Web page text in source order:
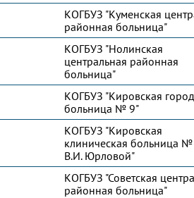
КОГБУЗ "Куменская
районная больница"
КОГБУЗ "Нолинская
центральная районная
больница"
КОГБУЗ "Кировская
больница № 9"
КОГБУЗ "Кировская
клиническая больница
В.И. Юрловой"
КОГБУЗ "Советская
районная больница"